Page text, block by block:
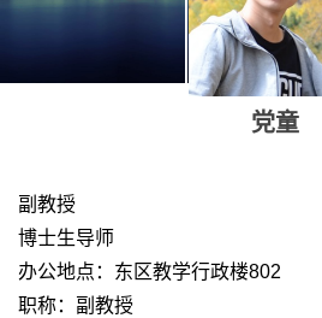
党童
副教授
博士生导师
办公地点：东区教学行政楼802
职称：副教授